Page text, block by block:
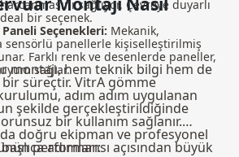
sağlıyor. Çevreye duyarlı
bir seçenek.
Seçenekleri: Mekanik,
sensörlü panellerle kişiselleştirilmiş
Farklı renk ve desenlerde paneller,
sağlar.
montajı, hem teknik bilgi hem de
süreçtir. VitrA gömme
adım adım uygulanan
şekilde gerçekleştirildiğinde
bir kullanım sağlanır.
doğru ekipman ve profesyonel
performansı açısından büyük
adımları: